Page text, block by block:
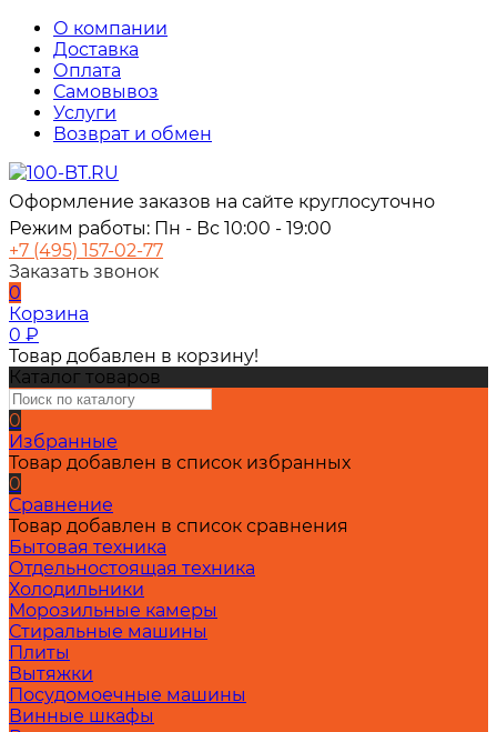
О компании
Доставка
Оплата
Самовывоз
Услуги
Возврат и обмен
Оформление заказов на сайте круглосуточно
Режим работы: Пн - Вс 10:00 - 19:00
+7 (495) 157-02-77
Заказать звонок
0
Корзина
0 ₽
Товар добавлен в корзину!
Каталог товаров
0
Избранные
Товар добавлен в список избранных
0
Сравнение
Товар добавлен в список сравнения
Бытовая техника
Отдельностоящая техника
Холодильники
Морозильные камеры
Стиральные машины
Плиты
Вытяжки
Посудомоечные машины
Винные шкафы